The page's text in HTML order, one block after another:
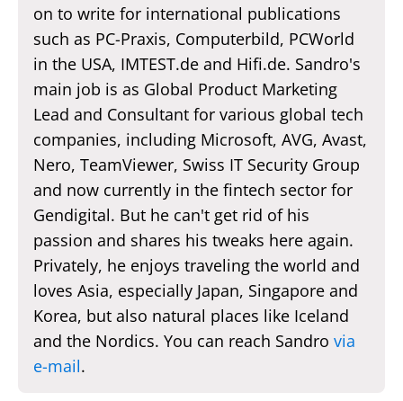
on to write for international publications
such as PC-Praxis, Computerbild, PCWorld
in the USA, IMTEST.de and Hifi.de. Sandro's
main job is as Global Product Marketing
Lead and Consultant for various global tech
companies, including Microsoft, AVG, Avast,
Nero, TeamViewer, Swiss IT Security Group
and now currently in the fintech sector for
Gendigital. But he can't get rid of his
passion and shares his tweaks here again.
Privately, he enjoys traveling the world and
loves Asia, especially Japan, Singapore and
Korea, but also natural places like Iceland
and the Nordics. You can reach Sandro via
e-mail.